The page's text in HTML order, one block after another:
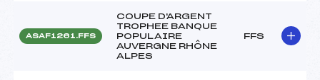
ASAF1261.FFS
COUPE D'ARGENT
TROPHEE BANQUE
POPULAIRE
AUVERGNE RHÔNE
ALPES
FFS